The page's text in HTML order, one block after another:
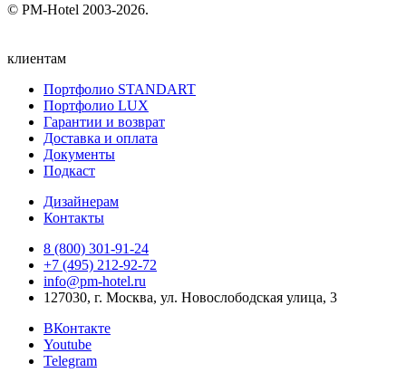
© PM-Hotel 2003-2026.
клиентам
Портфолио STANDART
Портфолио LUX
Гарантии и возврат
Доставка и оплата
Документы
Подкаст
Дизайнерам
Контакты
8 (800) 301‑91‑24
+7 (495) 212‑92‑72
info@pm-hotel.ru
127030, г. Москва, ул. Новослободская улица, 3
ВКонтакте
Youtube
Telegram